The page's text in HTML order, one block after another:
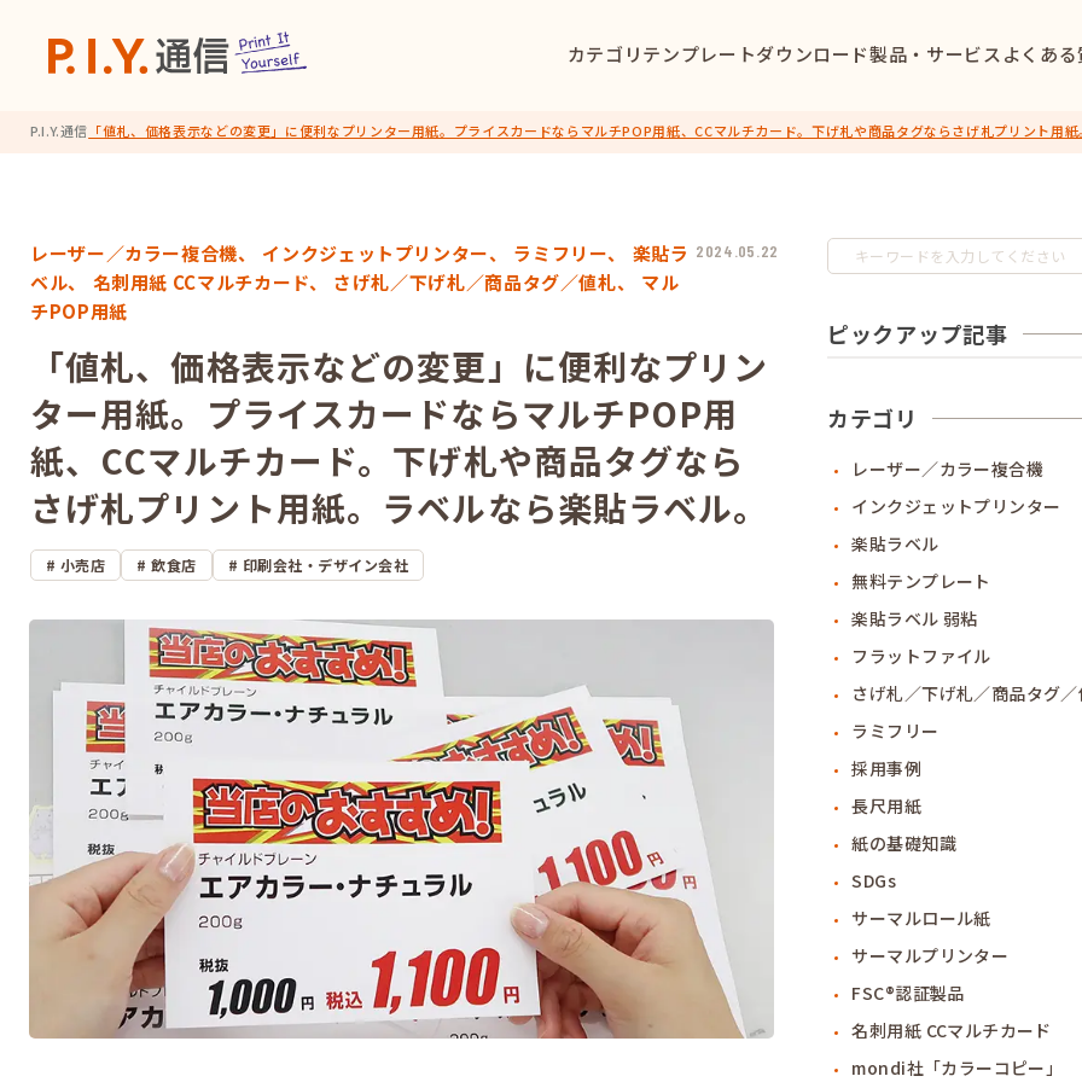
カテゴリテンプレートダウンロード製品・サービス よくあ
P.I.Y.通信 「値札、価格表示などの変更」に便利なプリンター用紙。プライスカードならマルチPOP用紙、CCマルチカード。下げ札や商品タグならさげ札プリント用
レーザー／カラー複合機、 インクジェットプリンター、 ラミフリー、
楽貼ラ
ベル、
名刺用紙 CCマルチカード、 さげ札／下げ札／商品タグ／値札、
マル
チPOP用紙
2024.05.22
「値札、価格表示などの変更」に便利なプリン
ター用紙。プライスカードならマルチPOP用
紙、CCマルチカード。下げ札や商品タグなら
さげ札プリント用紙。ラベルなら楽貼ラベル。
小売店 飲食店 印刷会社・デザイン会社
ピックアップ記事
カテゴリ
レーザー／カラー複合機
インクジェットプリンター
楽貼ラベル
無料テンプレート
楽貼ラベル 弱粘
フラットファイル
さげ札／下げ札／商品タグ
ラミフリー
採用事例
長尺用紙
紙の基礎知識
SDGs
サーマルロール紙
サーマルプリンター
FSC®認証製品
名刺用紙 CCマルチカード
mondi社「カラーコピー」